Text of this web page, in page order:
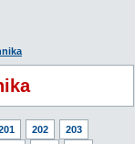
202
203